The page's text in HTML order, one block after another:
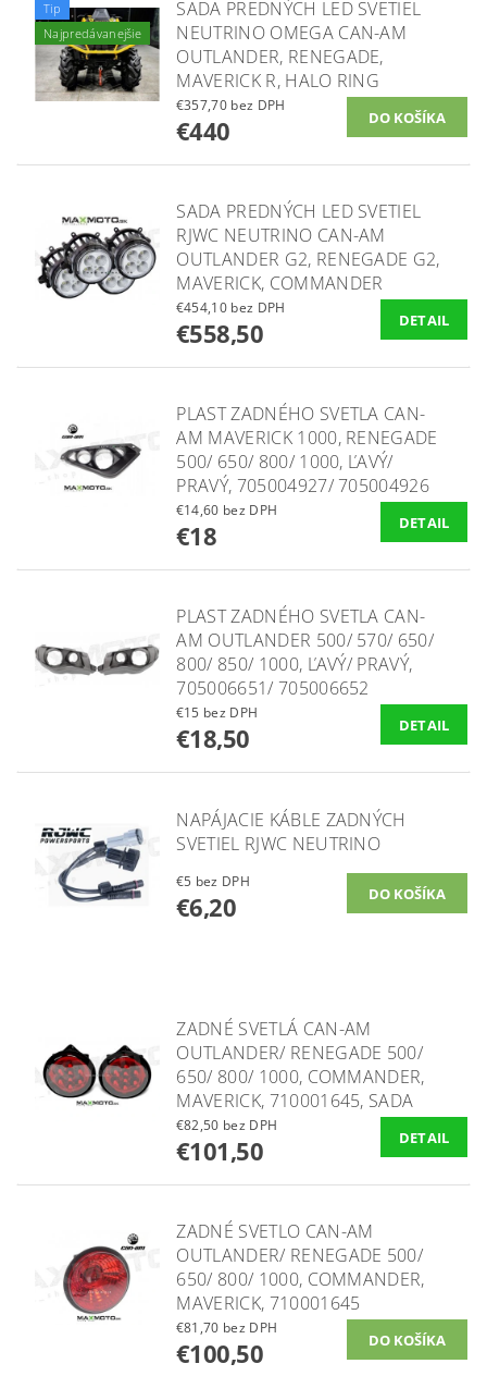
Tip
Najpredávanejšie
SADA PREDNÝCH LED SVETIEL
NEUTRINO OMEGA CAN-AM
OUTLANDER, RENEGADE,
MAVERICK R, HALO RING
€357,70 bez DPH
€440
SADA PREDNÝCH LED SVETIEL
RJWC NEUTRINO CAN-AM
OUTLANDER G2, RENEGADE G2,
MAVERICK, COMMANDER
€454,10 bez DPH
€558,50 DETAIL
PLAST ZADNÉHO SVETLA CAN-
AM MAVERICK 1000, RENEGADE
500/ 650/ 800/ 1000, ĽAVÝ/
PRAVÝ, 705004927/ 705004926
€14,60 bez DPH
€18 DETAIL
PLAST ZADNÉHO SVETLA CAN-
AM OUTLANDER 500/ 570/ 650/
800/ 850/ 1000, ĽAVÝ/ PRAVÝ,
705006651/ 705006652
€15 bez DPH
€18,50 DETAIL
NAPÁJACIE KÁBLE ZADNÝCH
SVETIEL RJWC NEUTRINO
€5 bez DPH
€6,20
ZADNÉ SVETLÁ CAN-AM
OUTLANDER/ RENEGADE 500/
650/ 800/ 1000, COMMANDER,
MAVERICK, 710001645, SADA
€82,50 bez DPH
€101,50 DETAIL
ZADNÉ SVETLO CAN-AM
OUTLANDER/ RENEGADE 500/
650/ 800/ 1000, COMMANDER,
MAVERICK, 710001645
€81,70 bez DPH
€100,50